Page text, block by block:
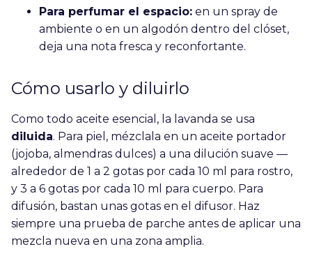
Para perfumar el espacio: en un spray de
ambiente o en un algodón dentro del clóset,
deja una nota fresca y reconfortante.
Cómo usarlo y diluirlo
Como todo aceite esencial, la lavanda se usa
diluida. Para piel, mézclala en un aceite portador
(jojoba, almendras dulces) a una dilución suave —
alrededor de 1 a 2 gotas por cada 10 ml para rostro,
y 3 a 6 gotas por cada 10 ml para cuerpo. Para
difusión, bastan unas gotas en el difusor. Haz
siempre una prueba de parche antes de aplicar una
mezcla nueva en una zona amplia.